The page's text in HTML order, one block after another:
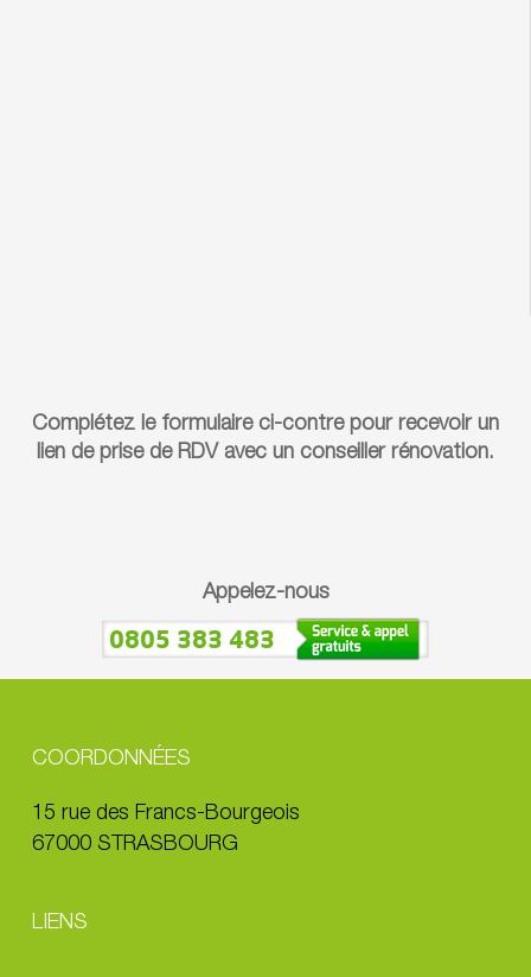
Complétez le formulaire ci-contre pour recevoir un
lien de prise de RDV avec un conseiller rénovation.
Appelez-nous
0805 383 483
COORDONNÉES
15 rue des Francs-Bourgeois
67000 STRASBOURG
LIENS